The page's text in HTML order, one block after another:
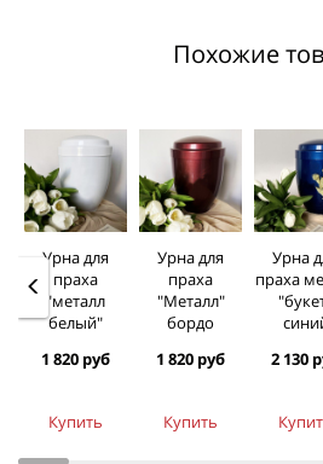
Похожие
Урна для
праха
"металл
белый"
1 820 руб
Купить
Урна для
праха
"Металл"
бордо
1 820 руб
Купить
Урна
праха
2 130